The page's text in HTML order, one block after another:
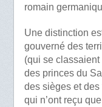
romain
Une distinction
gouverné des
(qui se
des princes du
des sièges et des
qui n’ont reçu